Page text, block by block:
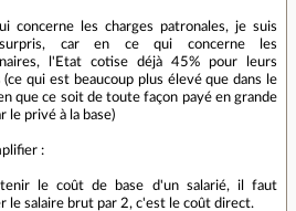
concerne les charges patronales, je suis
car en ce qui concerne les
l'Etat cotise déjà 45% pour leurs
qui est beaucoup plus élevé que dans le
que ce soit de toute façon payé en grande
le privé à la base)
:
le coût de base d'un salarié, il faut
le salaire brut par 2, c'est le coût direct.